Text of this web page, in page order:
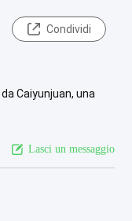
Condividi
Caiyunjuan, una
Lasci un messaggio